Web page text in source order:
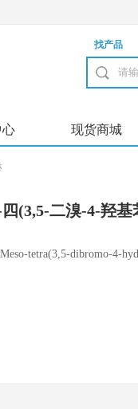
找产品
心 现货商城
(3,5-二溴-4-羟
tetra(3,5-dibromo-4-